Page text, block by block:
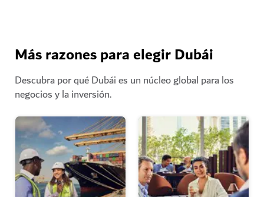
Más razones para elegir Dubái
Descubra por qué Dubái es un núcleo global para los
negocios y la inversión.